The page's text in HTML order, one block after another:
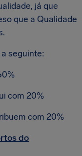
já que
que a Qualidade
seguinte:
com 20%
com 20%
do